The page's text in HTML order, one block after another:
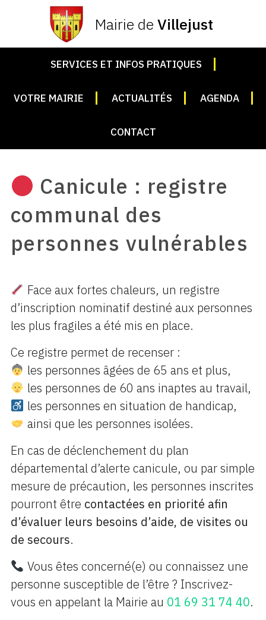
Mairie de Villejust
SERVICES ET INFOS PRATIQUES
VOTRE MAIRIE ACTUALITÉS AGENDA
CONTACT
Canicule : registre
communal des
personnes vulnérables
Face aux fortes chaleurs, un registre
d’inscription nominatif destiné aux personnes
les plus fragiles a été mis en place.
Ce registre permet de recenser :
les personnes âgées de 65 ans et plus,
les personnes de 60 ans inaptes au travail,
les personnes en situation de handicap,
ainsi que les personnes isolées.
En cas de déclenchement du plan
départemental d’alerte canicule, ou par simple
mesure de précaution, les personnes inscrites
pourront être contactées en priorité afin
d’évaluer leurs besoins d’aide, de visites ou
de secours.
Vous êtes concerné(e) ou connaissez une
personne susceptible de l’être ? Inscrivez-
vous en appelant la Mairie au 01 69 31 74 40.